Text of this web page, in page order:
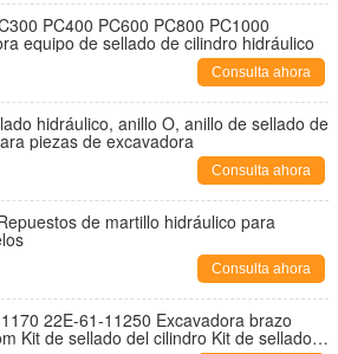
PC400 PC600 PC800 PC1000
equipo de sellado de cilindro hidráulico
Consulta ahora
hidráulico, anillo O, anillo de sellado de
piezas de excavadora
Consulta ahora
de martillo hidráulico para
Consulta ahora
22E-61-11250 Excavadora brazo
Kit de sellado del cilindro Kit de sellado